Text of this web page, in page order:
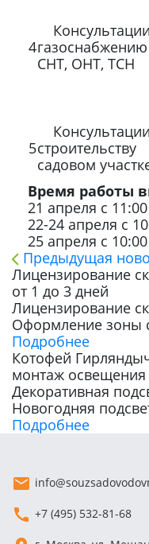
4газоснабжению
СНТ, ОНТ, ТСН
5
садовом
Время работы
21 апреля с
22-24 апреля с
25 апреля с
Предыдущая
Лицензирование
от 1 до 3 дней
Лицензирование
Оформление зоны
Подробнее
Котофей
монтаж освещения
Декоративная
Новогодняя
Подробнее
+7 (495) 532-81-68